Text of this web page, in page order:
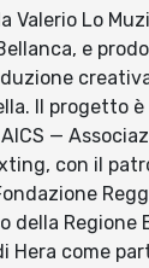
Valerio Lo
e
Il progetto
—
con il
della Regione
Hera come